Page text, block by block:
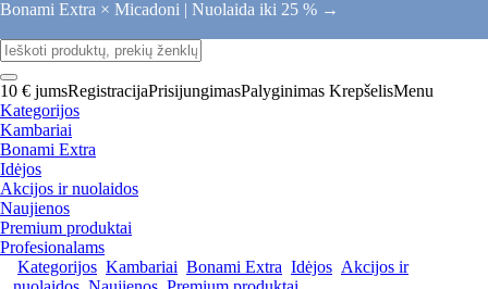
Bonami Extra × Micadoni | Nuolaida iki 25 % →
10 € jumsRegistracijaPrisijungimasPalyginimas KrepšelisMenu
Kategorijos
Kambariai
Bonami Extra
Idėjos
Akcijos ir nuolaidos
Naujienos
Premium produktai
Profesionalams
Kategorijos Kambariai Bonami Extra Idėjos Akcijos ir